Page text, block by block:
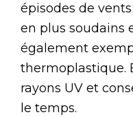
épisodes de
en plus soudains
également
thermoplastique.
rayons UV et
le temps.